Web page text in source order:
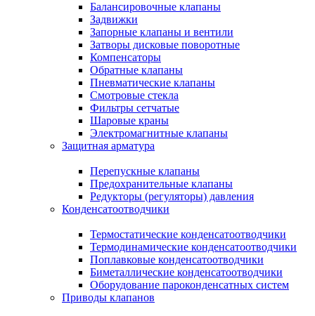
Балансировочные клапаны
Задвижки
Запорные клапаны и вентили
Затворы дисковые поворотные
Компенсаторы
Обратные клапаны
Пневматические клапаны
Смотровые стекла
Фильтры сетчатые
Шаровые краны
Электромагнитные клапаны
Защитная арматура
Перепускные клапаны
Предохранительные клапаны
Редукторы (регуляторы) давления
Конденсатоотводчики
Термостатические конденсатоотводчики
Термодинамические конденсатоотводчики
Поплавковые конденсатоотводчики
Биметаллические конденсатоотводчики
Оборудование пароконденсатных систем
Приводы клапанов